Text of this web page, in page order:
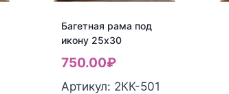
Багетная рама под
икону 25х30
750.00₽
Артикул: 2КК-501